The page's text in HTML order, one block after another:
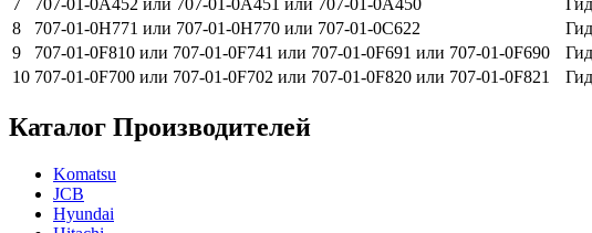
8
707-01-0H771 или 707-01-0H770 или 707-01-0C622
9
707-01-0F810 или 707-01-0F741 или 707-01-0F691 или 707-01-0F690
10 707-01-0F700 или 707-01-0F702 или 707-01-0F820 или 707-01-0F821
Каталог Производителей
Komatsu
JCB
Hyundai